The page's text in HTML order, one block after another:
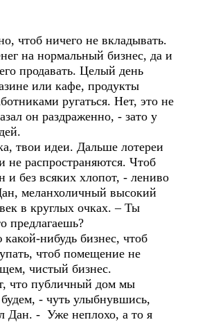
чтоб ничего не вкладывать.
на нормальный бизнес, да и
продавать. Целый день
или кафе, продукты
ругаться. Нет, это не
он раздраженно, - зато у
твои идеи. Дальше лотереи
не распространяются. Чтоб
и без всяких хлопот, - лениво
меланхоличный высокий
в круглых очках. – Ты
предлагаешь?
нибудь бизнес, чтоб
чтоб помещение не
чистый бизнес.
что публичный дом мы
- чуть улыбнувшись,
Дан. - Уже неплохо, а то я